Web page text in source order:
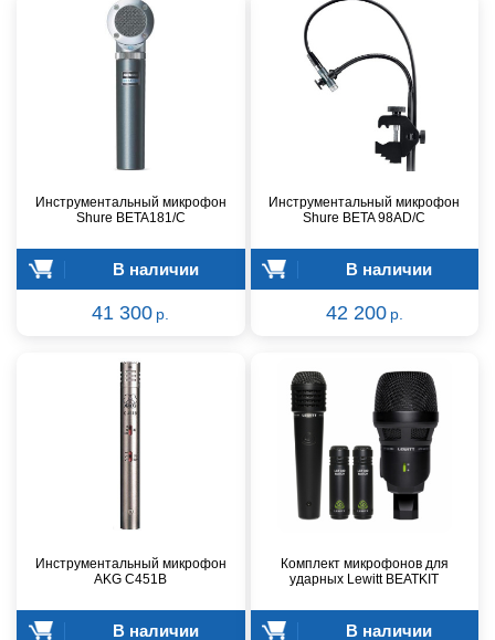
Инструментальный микрофон
Shure BETA181/C
В наличии
41 300 р.
Инструментальный микрофон
Shure BETA 98AD/C
В наличии
42 200 р.
Инструментальный микрофон
AKG C451B
В наличии
Комплект микрофонов для
ударных Lewitt BEATKIT
В наличии